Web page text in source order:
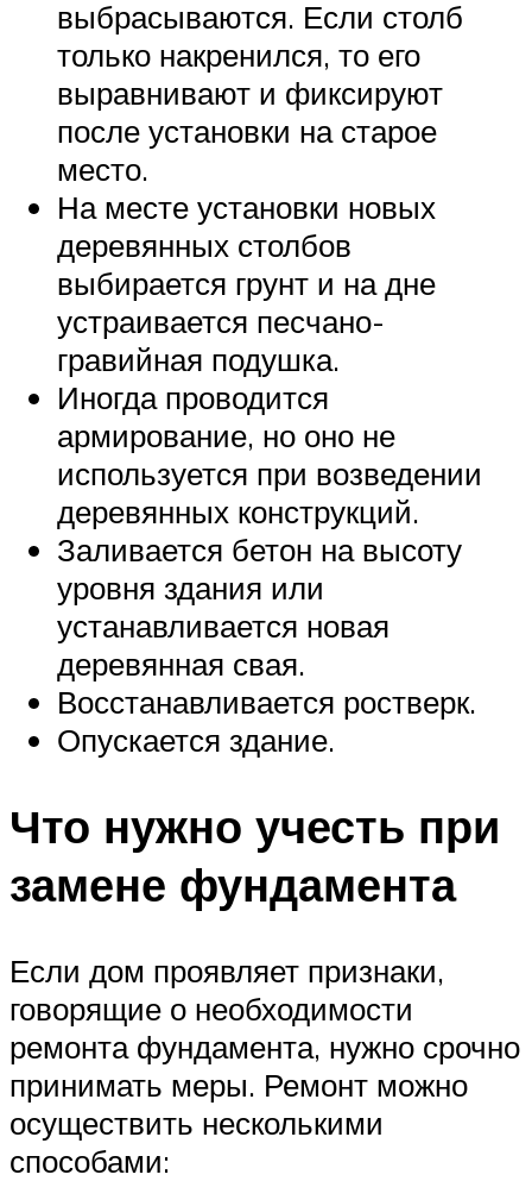
выбрасываются. Если столб
только накренился, то его
выравнивают и фиксируют
после установки на старое
место.
На месте установки новых
деревянных столбов
выбирается грунт и на дне
устраивается песчано-
гравийная подушка.
Иногда проводится
армирование, но оно не
используется при возведении
деревянных конструкций.
Заливается бетон на высоту
уровня здания или
устанавливается новая
деревянная свая.
Восстанавливается ростверк.
Опускается здание.
Что нужно учесть при
замене фундамента
Если дом проявляет признаки,
говорящие о необходимости
ремонта фундамента, нужно срочно
принимать меры. Ремонт можно
осуществить несколькими
способами: